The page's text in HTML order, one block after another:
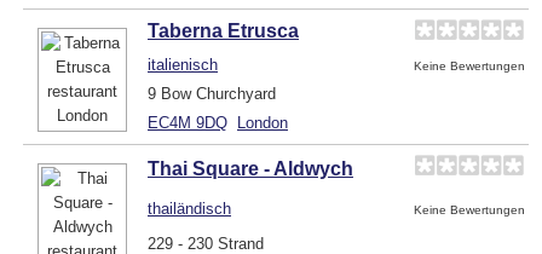
Taberna Etrusca
italienisch Keine Bewertungen
9 Bow Churchyard
EC4M 9DQ London
Thai Square - Aldwych
thailändisch Keine Bewertungen
229 - 230 Strand